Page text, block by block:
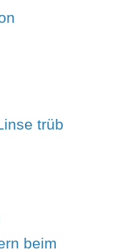
trüb
beim